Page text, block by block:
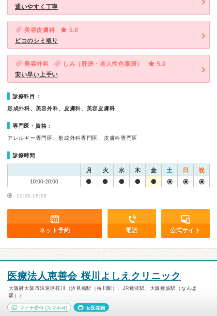
通いやすく丁寧
美容皮膚科
5.0
ピコのシミ取り
美容外科 しみ（肝斑・老人性色素斑）
5.0
安い早い上手い
診療科目：
形成外科、美容外科、皮膚科、美容皮膚科
専門医・資格：
アレルギー専門医、形成外科専門医、皮膚科専門医
診療時間
月 火 水 木 金 土 日 祝
10:00-20:00
10:00-18:00
ネット予約 電話 公式サイト
医療法人恵善会 桜川よしえクリニック
大阪府大阪市浪速区桜川（汐見橋駅（桜川駅）、JR難波駅、大阪難波駅（なんば
駅））
マイナ受付 (スマホ可) 女医在籍